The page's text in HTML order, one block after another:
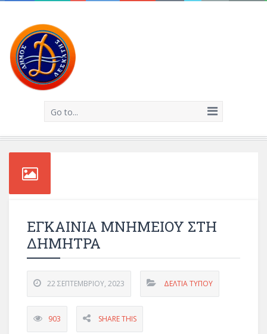
Go to...
ΕΓΚΑΙΝΙΑ ΜΝΗΜΕΙΟΥ ΣΤΗ
ΔΗΜΗΤΡΑ
22 ΣΕΠΤΕΜΒΡΊΟΥ, 2023 ΔΕΛΤΊΑ ΤΎΠΟΥ
903 SHARE THIS